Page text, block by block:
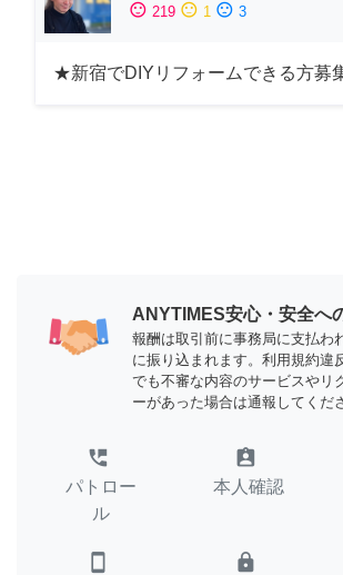
sentiment_satisfied 219 sentiment_neutral 1 sentiment_dissatisfied 3
★新宿でDIYリフォームできる方募
ANYTIMES安心・安全へ
報酬は取引前に事務局に支払わ
に振り込まれます。利用規約違
でも不審な内容のサービスやリ
ーがあった場合は通報してくだ
perm_phone_msg
パトロー
ル
assignment_ind
本人確認
smartphone lock